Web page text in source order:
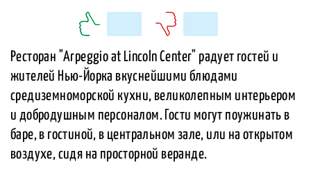
Ресторан "Arpeggio at Lincoln Center" радует гостей и
жителей Нью-Йорка вкуснейшими блюдами
средиземноморской кухни, великолепным интерьером
и добродушным персоналом. Гости могут поужинать в
баре, в гостиной, в центральном зале, или на открытом
воздухе, сидя на просторной веранде.